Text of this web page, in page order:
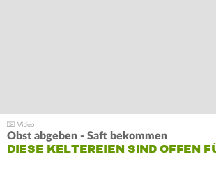
Obst abgeben - Saft bekommen
DIESE KELTEREIEN SIND OFFEN